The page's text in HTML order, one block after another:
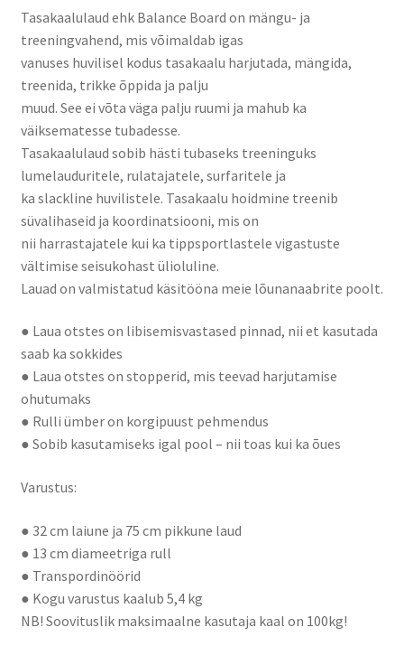
Tasakaalulaud ehk Balance Board on mängu- ja
treeningvahend, mis võimaldab igas
vanuses huvilisel kodus tasakaalu harjutada, mängida,
treenida, trikke õppida ja palju
muud. See ei võta väga palju ruumi ja mahub ka
väiksematesse tubadesse.
Tasakaalulaud sobib hästi tubaseks treeninguks
lumelauduritele, rulatajatele, surfaritele ja
ka slackline huvilistele. Tasakaalu hoidmine treenib
süvalihaseid ja koordinatsiooni, mis on
nii harrastajatele kui ka tippsportlastele vigastuste
vältimise seisukohast ülioluline.
Lauad on valmistatud käsitööna meie lõunanaabrite poolt.
● Laua otstes on libisemisvastased pinnad, nii et kasutada
saab ka sokkides
● Laua otstes on stopperid, mis teevad harjutamise
ohutumaks
● Rulli ümber on korgipuust pehmendus
● Sobib kasutamiseks igal pool – nii toas kui ka õues
Varustus:
● 32 cm laiune ja 75 cm pikkune laud
● 13 cm diameetriga rull
● Transpordinöörid
● Kogu varustus kaalub 5,4 kg
NB! Soovituslik maksimaalne kasutaja kaal on 100kg!